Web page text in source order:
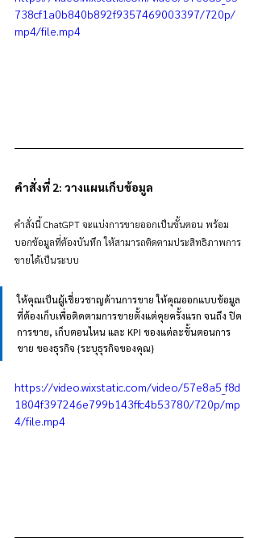
738cf1a0b840b892f9357469003397/720p/
mp4/file.mp4
คำสั่งที่ 2: วางแผนเก็บข้อมูล
คำสั่งนี้ ChatGPT จะแบ่งการขายออกเป็นขั้นตอน พร้อม
บอกข้อมูลที่ต้องบันทึก ให้สามารถติดตามประสิทธิภาพการ
ขายได้เป็นระบบ
ให้คุณเป็นผู้เชี่ยวชาญด้านการขาย ให้คุณออกแบบข้อมูล
ที่ต้องเก็บเพื่อติดตามการขายตั้งแต่คุยครั้งแรก จนถึง ปิด
การขาย, เก็บตอนไหน และ KPI ของแต่ละขั้นตอนการ
ขาย ของธุรกิจ {ระบุธุรกิจของคุณ}
https://video.wixstatic.com/video/57e8a5_f8d
1804f397246e799b143ffc4b53780/720p/mp
4/file.mp4